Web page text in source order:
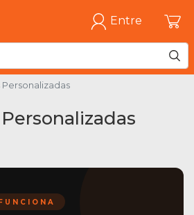
Entre